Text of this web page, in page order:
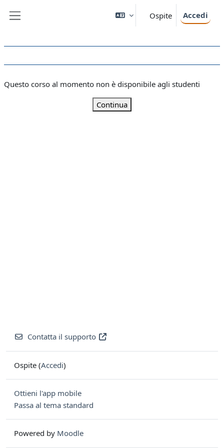
Ospite Accedi
Questo corso al momento non è disponibile agli studenti
Continua
Contatta il supporto
Ospite (Accedi)
Ottieni l'app mobile
Passa al tema standard
Powered by Moodle